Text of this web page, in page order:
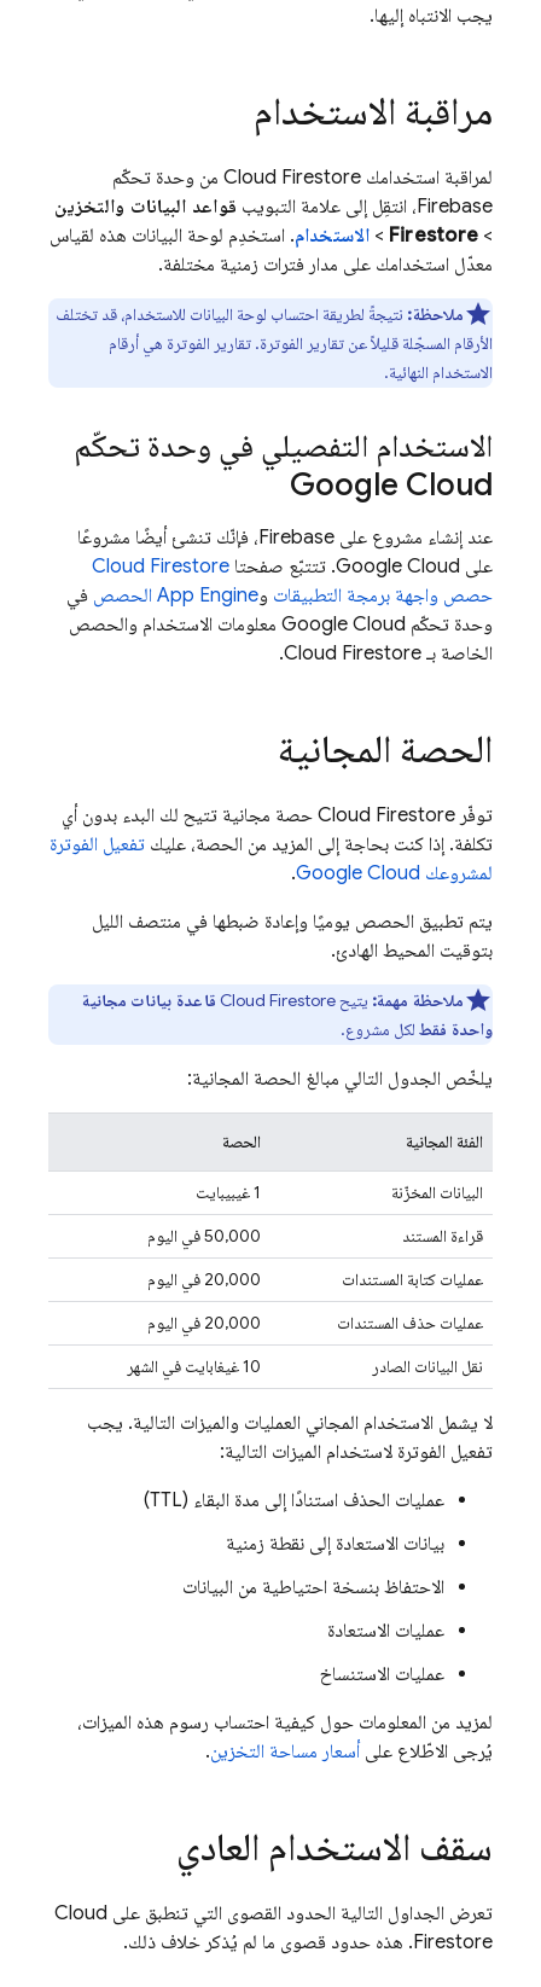
يجب الانتباه إليها.
مراقبة الاستخدام
لمراقبة استخدامك Cloud Firestore من وحدة تحكّم
Firebase، انتقِل إلى علامة التبويب
قواعد البيانات والتخزين
>
Firestore
>الاستخدام. استخدِم لوحة البيانات هذه لقياس
معدّل استخدامك على مدار فترات زمنية مختلفة.
ملاحظة: نتيجةً لطريقة احتساب لوحة البيانات للاستخدام، قد تختلف
الأرقام المسجّلة قليلاً عن تقارير الفوترة. تقارير الفوترة هي أرقام
الاستخدام النهائية.
الاستخدام التفصيلي في وحدة تحكّم
Google Cloud
عند إنشاء مشروع على Firebase، فإنّك تنشئ أيضًا مشروعًا
على Google Cloud. تتتبّع صفحتا Cloud Firestore
حصص واجهة برمجة التطبيقات وApp Engine الحصص في
وحدة تحكّم Google Cloud معلومات الاستخدام والحصص
الخاصة بـ Cloud Firestore
.
الحصة المجانية
توفّر Cloud Firestore حصة مجانية تتيح لك البدء بدون أي
تكلفة. إذا كنت بحاجة إلى المزيد من الحصة، عليك تفعيل الفوترة
لمشروعك Google Cloud
.
يتم تطبيق الحصص يوميًا وإعادة ضبطها في منتصف الليل
بتوقيت المحيط الهادئ.
ملاحظة مهمة: يتيحCloud Firestore قاعدة بيانات مجانية
واحدة فقط لكل مشروع.
يلخّص الجدول التالي مبالغ الحصة المجانية:
الفئة المجانية الحصة
البيانات المخزّنة
‫1 غيبيبايت
قراءة المستند
‫50,000 في اليوم
عمليات كتابة المستندات
‫20,000 في اليوم
عمليات حذف المستندات
‫20,000 في اليوم
نقل البيانات الصادر
‫10 غيغابايت في الشهر
لا يشمل الاستخدام المجاني العمليات والميزات التالية. يجب
تفعيل الفوترة لاستخدام الميزات التالية:
عمليات الحذف استنادًا إلى مدة البقاء (TTL)
بيانات الاستعادة إلى نقطة زمنية
الاحتفاظ بنسخة احتياطية من البيانات
عمليات الاستعادة
عمليات الاستنساخ
لمزيد من المعلومات حول كيفية احتساب رسوم هذه الميزات،
يُرجى الاطّلاع على أسعار مساحة التخزين.
سقف الاستخدام العادي
تعرض الجداول التالية الحدود القصوى التي تنطبق على Cloud
Firestore. هذه حدود قصوى ما لم يُذكر خلاف ذلك.